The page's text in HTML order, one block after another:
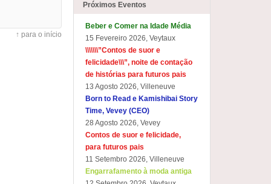
↑ para o início
Próximos Eventos
Beber e Comer na Idade Média
15 Fevereiro 2026, Veytaux
\\\\\\\”Contos de suor e
felicidade\\\”, noite de contação
de histórias para futuros pais
13 Agosto 2026, Villeneuve
Born to Read e Kamishibai Story
Time, Vevey (CEO)
28 Agosto 2026, Vevey
Contos de suor e felicidade,
para futuros pais
11 Setembro 2026, Villeneuve
Engarrafamento à moda antiga